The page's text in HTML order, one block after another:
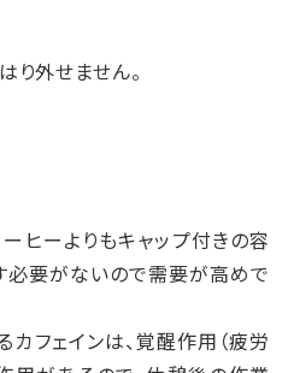
外せません。
ヒーよりもキャップ付きの容
必要がないので需要が高めで
フェインは、覚醒作用（疲労